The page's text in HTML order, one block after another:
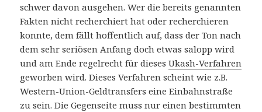
schwer davon ausgehen. Wer die bereits genannten
Fakten nicht recherchiert hat oder recherchieren
konnte, dem fällt hoffentlich auf, dass der Ton nach
dem sehr seriösen Anfang doch etwas salopp wird
und am Ende regelrecht für diesesUkash-Verfahren
geworben wird. Dieses Verfahren scheint wie z.B.
Western-Union-Geldtransfers eine Einbahnstraße
zu sein. Die Gegenseite muss nur einen bestimmten